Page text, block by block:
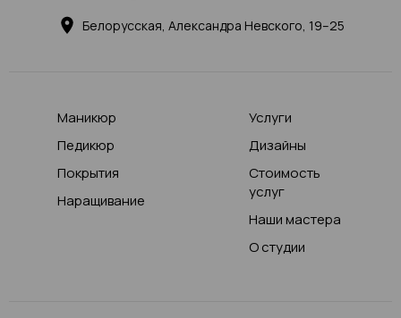
Белорусская, Александра Невского, 19–25
Маникюр
Педикюр
Покрытия
Наращивание
Услуги
Дизайны
Стоимость
услуг
Наши мастера
О студии